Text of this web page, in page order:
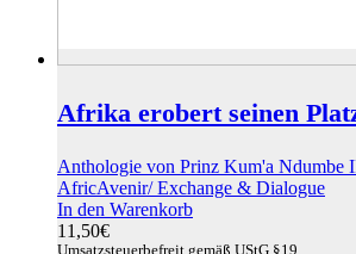
Afrika erobert seinen
Anthologie von Prinz Kum'a Ndumbe
AfricAvenir/ Exchange & Dialogue
In den Warenkorb
11,50€